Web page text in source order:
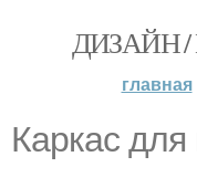
ДИЗАЙН /
главная
Каркас для